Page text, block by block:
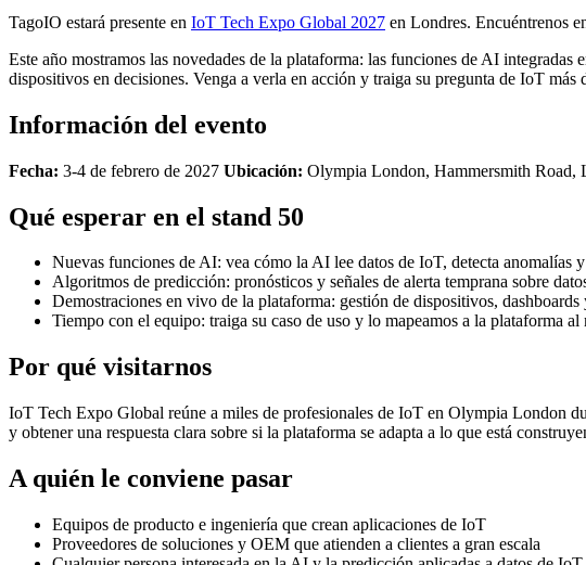
TagoIO estará presente en IoT Tech Expo Global 2027 en Londres. Encuéntrenos
Este año mostramos las novedades de la plataforma: las funciones de AI
dispositivos en decisiones. Venga a verla en acción y traiga su pregunta de IoT más
Información del evento
Fecha: 3-4 de febrero de 2027 Ubicación: Olympia London, Hammersmith Road,
Qué esperar en el stand 50
Nuevas funciones de AI: vea cómo la AI lee datos de IoT, detecta anomalías
Algoritmos de predicción: pronósticos y señales de alerta temprana sobre
Demostraciones en vivo de la plataforma: gestión de dispositivos,
Tiempo con el equipo: traiga su caso de uso y lo mapeamos a la plataforma al
Por qué visitarnos
IoT Tech Expo Global reúne a miles de profesionales de IoT en Olympia London
y obtener una respuesta clara sobre si la plataforma se adapta a lo que está
A quién le conviene pasar
Equipos de producto e ingeniería que crean aplicaciones de IoT
Proveedores de soluciones y OEM que atienden a clientes a gran escala